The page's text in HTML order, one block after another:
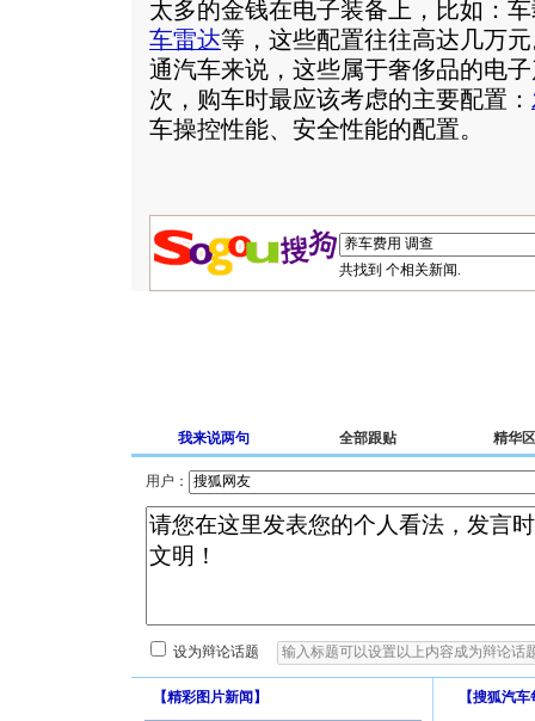
太多的金钱在电子装备上，比如：
车雷达等，这些配置往往高达几万
通汽车来说，这些属于奢侈品的电
次，购车时最应该考虑的主要配置：
车操控性能、安全性能的配置。
共找到 个相关新闻.
我来说两句 全部跟贴 精华区
用户：
设为辩论话题
【精彩图片新闻 】 【搜狐汽车